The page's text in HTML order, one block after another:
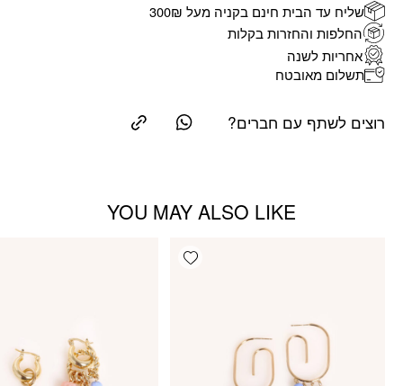
שליח עד הבית חינם בקניה מעל 300₪
החלפות והחזרות בקלות
אחריות לשנה
תשלום מאובטח
רוצים לשתף עם חברים?
YOU MAY ALSO LIKE
Add wishlist